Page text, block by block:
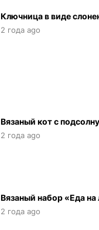
Ключница в виде
2 года ago
Вязаный кот с
2 года ago
Вязаный набор «Еда на
2 года ago